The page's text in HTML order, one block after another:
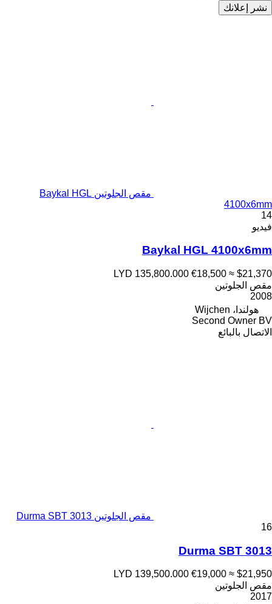
نشر إعلانك
مقص الجلوتين Baykal HGL
4100x6mm
14
فيديو
Baykal HGL 4100x6mm
LYD 135,800.000 €18,500 ≈ $21,370
مقص الجلوتين
2008
هولندا، Wijchen
Second Owner BV
الاتصال بالبائع
مقص الجلوتين Durma SBT 3013
16
Durma SBT 3013
LYD 139,500.000 €19,000 ≈ $21,950
مقص الجلوتين
2017